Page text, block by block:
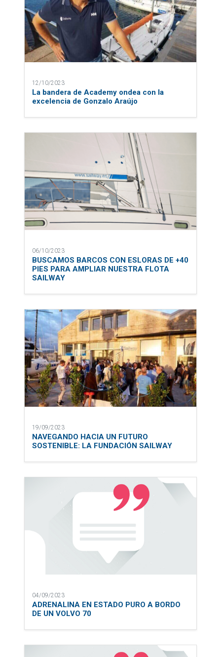
12/10/2023
La bandera de Academy ondea con la
excelencia de Gonzalo Araújo
06/10/2023
BUSCAMOS BARCOS CON ESLORAS DE +40
PIES PARA AMPLIAR NUESTRA FLOTA
SAILWAY
19/09/2023
NAVEGANDO HACIA UN FUTURO
SOSTENIBLE: LA FUNDACIÓN SAILWAY
04/09/2023
ADRENALINA EN ESTADO PURO A BORDO
DE UN VOLVO 70